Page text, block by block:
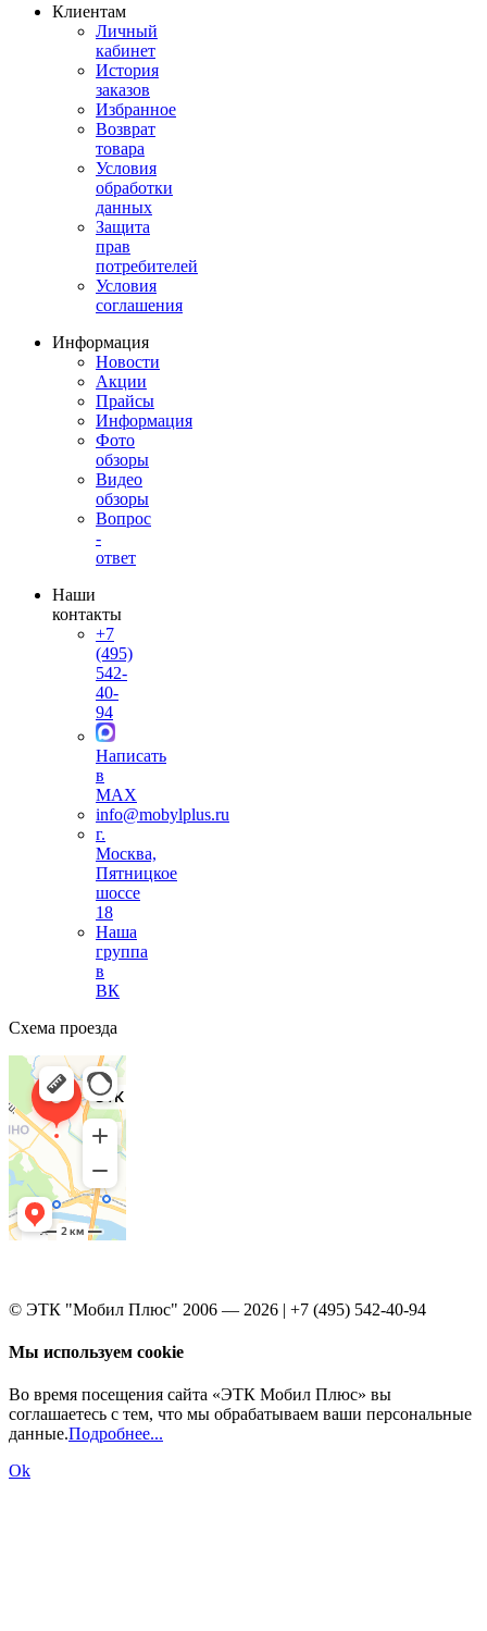
Клиентам
Личный
кабинет
История
заказов
Избранное
Возврат
товара
Условия
обработки
данных
Защита
прав
потребителей
Условия
соглашения
Информация
Новости
Акции
Прайсы
Информация
Фото
обзоры
Видео
обзоры
Вопрос
-
ответ
Наши
контакты
+7
(495)
542-
40-
94
Написать
в
MAX
info@mobylplus.ru
г.
Москва,
Пятницкое
шоссе
18
Наша
группа
в
ВК
Схема проезда
© ЭТК "Мобил Плюс" 2006 — 2026 | +7 (495) 542-40-94
Мы используем cookie
Во время посещения сайта «ЭТК Мобил Плюс» вы
соглашаетесь с тем, что мы обрабатываем ваши персональные
данные.Подробнее...
Ok